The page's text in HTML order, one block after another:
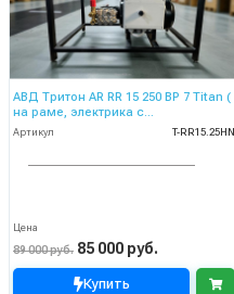
АВД Тритон AR RR 15 250 BP 7 Titan (
на раме, электрика с
теплозащитой)
Артикул T-RR15.25HN
Цена
89 000 руб. 85 000 руб.
Купить